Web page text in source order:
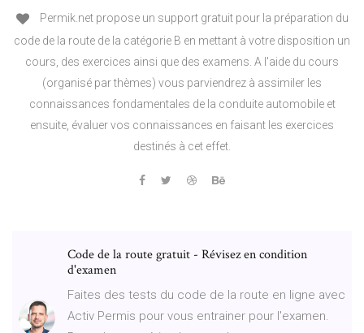
Permik.net propose un support gratuit pour la préparation du
code de la route de la catégorie B en mettant à votre disposition un
cours, des exercices ainsi que des examens. A l'aide du cours
(organisé par thèmes) vous parviendrez à assimiler les
connaissances fondamentales de la conduite automobile et
ensuite, évaluer vos connaissances en faisant les exercices
destinés à cet effet.
Code de la route gratuit - Révisez en condition
d'examen
Faites des tests du code de la route en ligne avec
Activ Permis pour vous entrainer pour l'examen.